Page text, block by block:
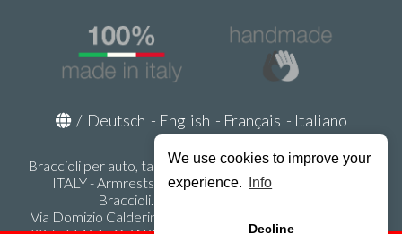
We use cookies to improve your
experience.
Info
Decline
/ Deutsch - English - Français - Italiano
Braccioli per auto, tappeti auto, accessori auto MADE IN
ITALY - Armrests, Mittelarmlehnen, Accoundoirs -
Braccioli.it - P.Iva IT02178470353
Via Domizio Calderini 8 int. 1 - 37131 Verona (VR) - Italy -